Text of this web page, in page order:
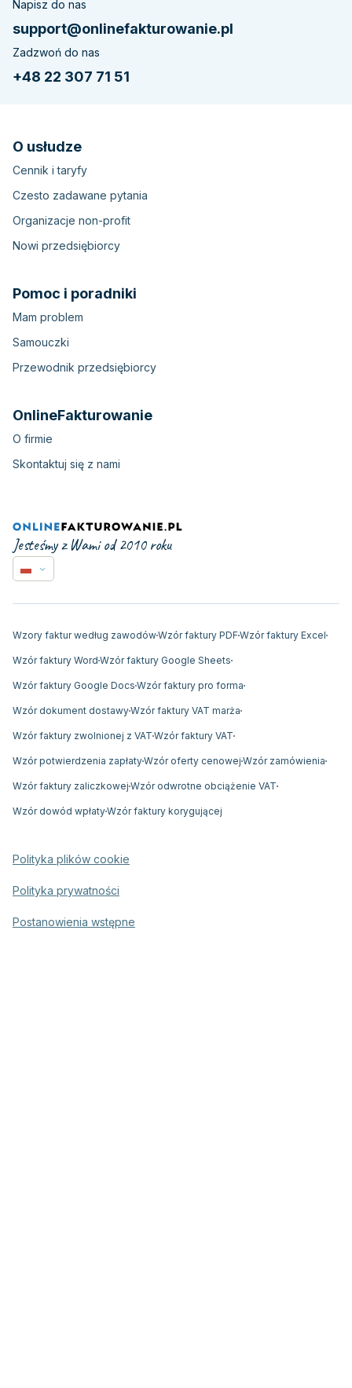
Napisz do nas
support@onlinefakturowanie.pl
Zadzwoń do nas
+48 22 307 71 51
O usłudze
Cennik i taryfy
Czesto zadawane pytania
Organizacje non-profit
Nowi przedsiębiorcy
Pomoc i poradniki
Mam problem
Samouczki
Przewodnik przedsiębiorcy
OnlineFakturowanie
O firmie
Skontaktuj się z nami
Jesteśmy z Wami od 2010 roku
Wzory faktur według zawodówWzór faktury PDF Wzór faktury Excel
Wzór faktury Word Wzór faktury Google Sheets
Wzór faktury Google Docs Wzór faktury pro forma
Wzór dokument dostawyWzór faktury VAT marża
Wzór faktury zwolnionej z VAT Wzór faktury VAT
Wzór potwierdzenia zapłatyWzór oferty cenowej Wzór zamówienia
Wzór faktury zaliczkowej Wzór odwrotne obciążenie VAT
Wzór dowód wpłatyWzór faktury korygującej
Polityka plików cookie
Polityka prywatności
Postanowienia wstępne